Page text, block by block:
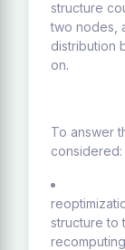
structure
two nodes,
distribution
on.
To answer
considered:
structure to